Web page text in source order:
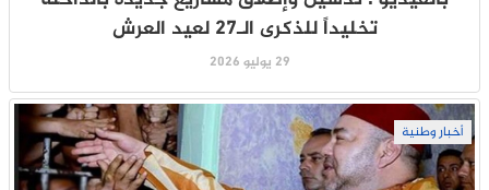
تخليداً للذكرى الـ27 لعيد العرش
29 يوليو 2026
أخبار وطنية